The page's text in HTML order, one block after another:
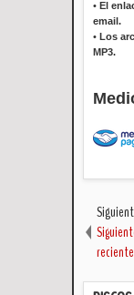
• El
email.
• Los
MP3.
reciente